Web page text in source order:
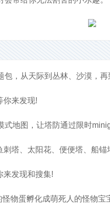
包，从天际到丛林、沙漠，再
你来发现!
式地图，让塔防通过限时
刺塔、太阳花、便便塔、船
来发现和搜集!
物蛋孵化成萌死人的怪物